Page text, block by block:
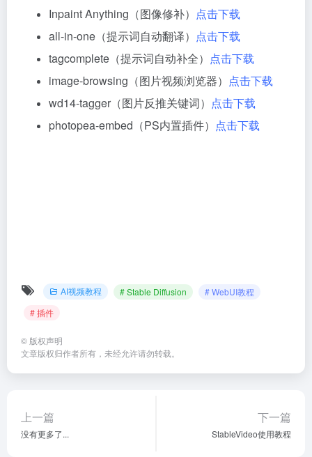
Inpaint Anything（图像修补） 点击下载
all-in-one（提示词自动翻译） 点击下载
tagcomplete（提示词自动补全） 点击下载
image-browsing（图片视频浏览器） 点击下载
wd14-tagger（图片反推关键词） 点击下载
photopea-embed（PS内置插件） 点击下载
AI视频教程 # Stable Diffusion
# WebUI教程
# 插件
© 版权声明
文章版权归作者所有，未经允许请勿转载。
上一篇
没有更多了...
下一篇
StableVideo使用教程